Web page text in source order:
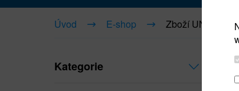
Úvod E-shop Zboží UNICEF
Kategorie